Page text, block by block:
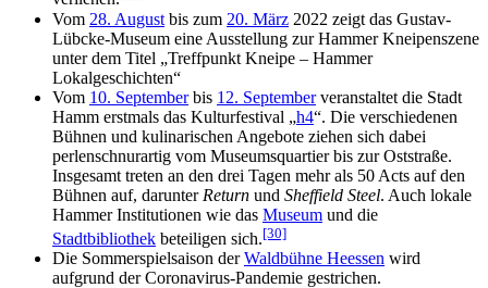
Vom 28. August bis zum 20. März 2022 zeigt das Gustav-
Lübcke-Museum eine Ausstellung zur Hammer Kneipenszene
unter dem Titel „Treffpunkt Kneipe – Hammer
Lokalgeschichten“
Vom 10. Septemberbis 12. Septemberveranstaltet die Stadt
Hamm erstmals das Kulturfestival „h4“. Die verschiedenen
Bühnen und kulinarischen Angebote ziehen sich dabei
perlenschnurartig vom Museumsquartier bis zur Oststraße.
Insgesamt treten an den drei Tagen mehr als 50 Acts auf den
Bühnen auf, darunter Return und Sheffield Steel. Auch lokale
Hammer Institutionen wie das Museum und die
Stadtbibliothek beteiligen sich.[30]
Die Sommerspielsaison derWaldbühne Heessen wird
aufgrund der Coronavirus-Pandemie gestrichen.